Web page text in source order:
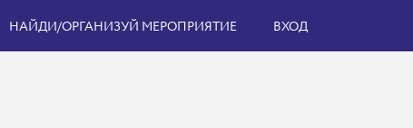
НАЙДИ/ОРГАНИЗУЙ МЕРОПРИЯТИЕ ВХОД